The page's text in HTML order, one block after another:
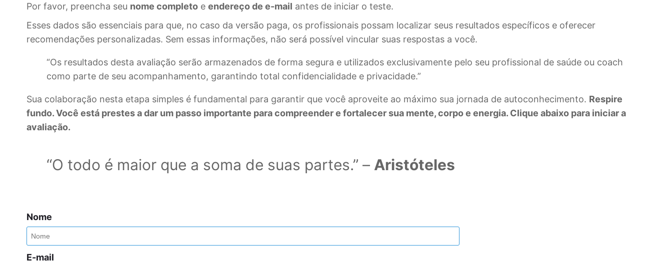
Por favor, preencha seu nome completo eendereço de e-mail antes de iniciar o teste.
Esses dados são essenciais para que, no caso da versão paga, os profissionais possam localizar seus resultados específicos e oferecer
recomendações personalizadas. Sem essas informações, não será possível vincular suas respostas a você.
“Os resultados desta avaliação serão armazenados de forma segura e utilizados exclusivamente pelo seu profissional de saúde ou coach
como parte de seu acompanhamento, garantindo total confidencialidade e privacidade.”
Sua colaboração nesta etapa simples é fundamental para garantir que você aproveite ao máximo sua jornada de autoconhecimento. Respire
fundo. Você está prestes a dar um passo importante para compreender e fortalecer sua mente, corpo e energia. Clique abaixo para iniciar a
avaliação.
“O todo é maior que a soma de suas partes.” – Aristóteles
Nome
E-mail